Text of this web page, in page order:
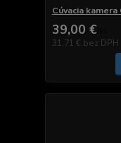
Cúvacia kamera
39,00 €
31,71 € bez DPH